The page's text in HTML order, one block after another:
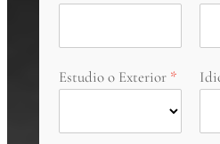
Estudio o Exterior